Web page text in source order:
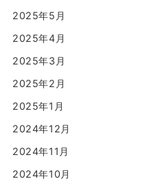
2025年5月
2025年4月
2025年3月
2025年2月
2025年1月
2024年12月
2024年11月
2024年10月